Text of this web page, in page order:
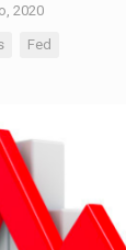
2020
Fed